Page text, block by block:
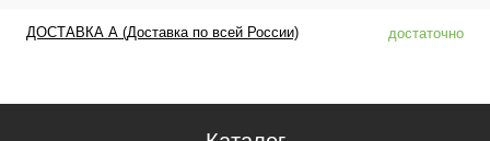
ДОСТАВКА А (Доставка по всей России) достаточно